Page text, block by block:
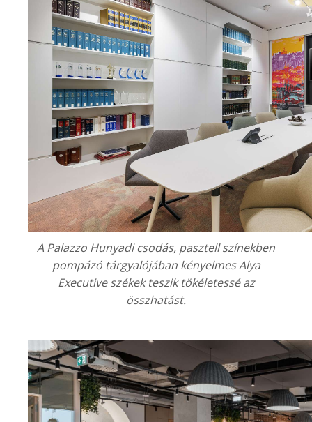
A Palazzo Hunyadicsodás, pasztell színekben
pompázó tárgyalójában kényelmes Alya
Executive székek teszik tökéletessé az
összhatást.